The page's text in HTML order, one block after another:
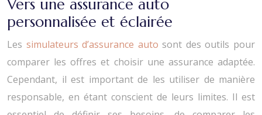
Vers une assurance auto
personnalisée et éclairée
Les simulateurs d’assurance auto sont des outils pour
comparer les offres et choisir une assurance adaptée.
Cependant, il est important de les utiliser de manière
responsable, en étant conscient de leurs limites. Il est